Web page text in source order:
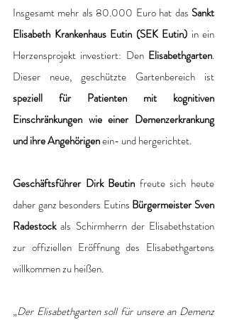
Insgesamt mehr als 80.000 Euro hat das Sankt
Elisabeth Krankenhaus Eutin (SEK Eutin) in ein
Herzensprojekt investiert: Den Elisabethgarten.
speziell für Patienten mit kognitiven
Einschränkungen wie einer Demenzerkrankung
und ihre Angehörigen ein- und hergerichtet.
Geschäftsführer Dirk Beutin freute sich heute
daher ganz besonders Eutins Bürgermeister Sven
Radestock als Schirmherrn der Elisabethstation
zur offiziellen Eröffnung des Elisabethgartens
willkommen zu heißen.
„Der Elisabethgarten soll für unsere an Demenz